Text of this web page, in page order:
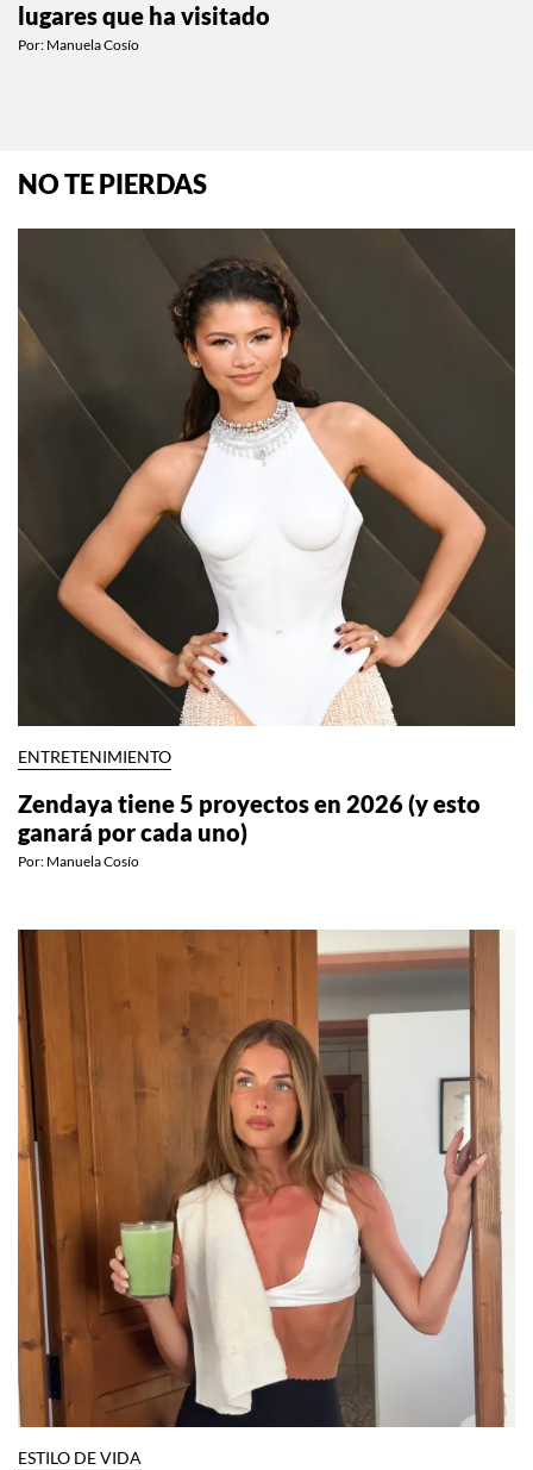
lugares que ha visitado
Por: Manuela Cosío
NO TE PIERDAS
ENTRETENIMIENTO
Zendaya tiene 5 proyectos en 2026 (y esto
ganará por cada uno)
Por: Manuela Cosío
ESTILO DE VIDA